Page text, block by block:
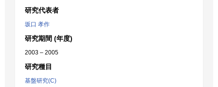
研究代表者
坂口 孝作
研究期間 (年度)
2003 – 2005
研究種目
基盤研究(C)